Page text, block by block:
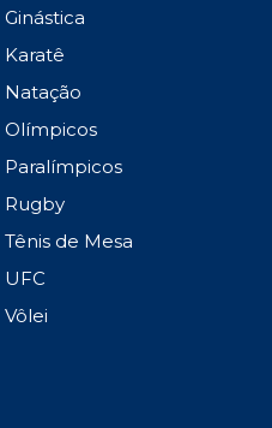
Ginástica
Karatê
Natação
Olímpicos
Paralímpicos
Rugby
Tênis de Mesa
UFC
Vôlei